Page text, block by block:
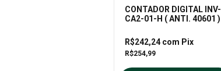
CONTADOR DIGITAL INV-
CA2-01-H ( ANTI. 40601 )
R$254,99
R$242,24 com Pix